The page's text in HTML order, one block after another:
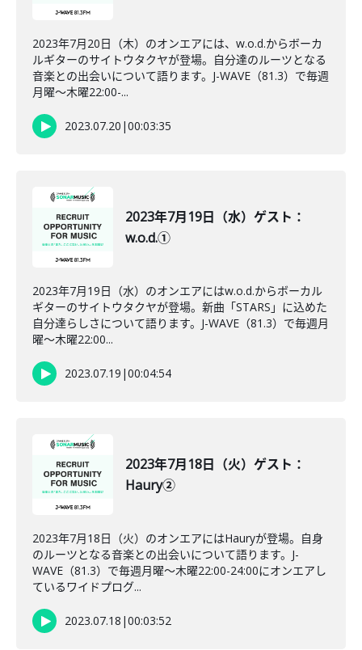
2023年7月20日（木）のオンエアには、w.o.d.からボーカ
ルギターのサイトウタクヤが登場。自分達のルーツとなる
音楽との出会いについて語ります。J-WAVE（81.3）で毎週
月曜～木曜22:00-...
2023.07.20 |00:03:35
2023年7月19日（水）ゲスト：
w.o.d.①
2023年7月19日（水）のオンエアにはw.o.d.からボーカル
ギターのサイトウタクヤが登場。新曲「STARS」に込めた
自分達らしさについて語ります。J-WAVE（81.3）で毎週月
曜～木曜22:00...
2023.07.19 |00:04:54
2023年7月18日（火）ゲスト：
Haury②
2023年7月18日（火）のオンエアにはHauryが登場。自身
のルーツとなる音楽との出会いについて語ります。J-
WAVE（81.3）で毎週月曜～木曜22:00-24:00にオンエアし
ているワイドプログ...
2023.07.18 |00:03:52